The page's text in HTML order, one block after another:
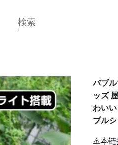
バブ
ッズ
わい
ブル
⚠️本链